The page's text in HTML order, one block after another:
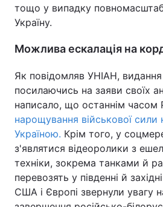
тощо у випадку
Україну.
Можлива ескалація на
Як повідомляв УНІАН,
посилаючись на заяви своїх
написало, що останнім часом
нарощування військової сили
Україною. Крім того, у
з'являтися відеоролики з
техніки, зокрема танками й
перевозять у південні й
США і Європі звернули увагу